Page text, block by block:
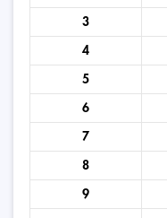
3
4
5
6
7
8
9